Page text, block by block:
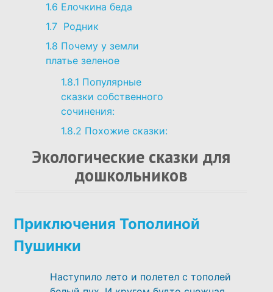
1.6 Елочкина беда
1.7 Родник
1.8 Почему у земли
платье зеленое
1.8.1 Популярные
сказки собственного
сочинения:
1.8.2 Похожие сказки:
Экологические сказки для
дошкольников
Приключения Тополиной
Пушинки
Наступило лето и полетел с тополей